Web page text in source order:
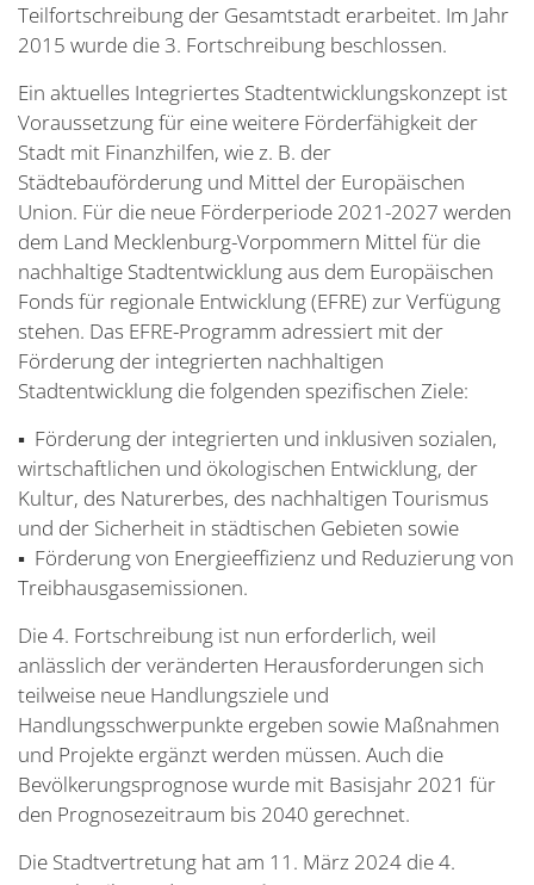
Teilfortschreibung der Gesamtstadt erarbeitet. Im Jahr
2015 wurde die 3. Fortschreibung beschlossen.
Ein aktuelles Integriertes Stadtentwicklungskonzept ist
Voraussetzung für eine weitere Förderfähigkeit der
Stadt mit Finanzhilfen, wie z. B. der
Städtebauförderung und Mittel der Europäischen
Union. Für die neue Förderperiode 2021-2027 werden
dem Land Mecklenburg-Vorpommern Mittel für die
nachhaltige Stadtentwicklung aus dem Europäischen
Fonds für regionale Entwicklung (EFRE) zur Verfügung
stehen. Das EFRE-Programm adressiert mit der
Förderung der integrierten nachhaltigen
Stadtentwicklung die folgenden spezifischen Ziele:
▪ Förderung der integrierten und inklusiven sozialen,
wirtschaftlichen und ökologischen Entwicklung, der
Kultur, des Naturerbes, des nachhaltigen Tourismus
und der Sicherheit in städtischen Gebieten sowie
▪ Förderung von Energieeffizienz und Reduzierung von
Treibhausgasemissionen.
Die 4. Fortschreibung ist nun erforderlich, weil
anlässlich der veränderten Herausforderungen sich
teilweise neue Handlungsziele und
Handlungsschwerpunkte ergeben sowie Maßnahmen
und Projekte ergänzt werden müssen. Auch die
Bevölkerungsprognose wurde mit Basisjahr 2021 für
den Prognosezeitraum bis 2040 gerechnet.
Die Stadtvertretung hat am 11. März 2024 die 4.